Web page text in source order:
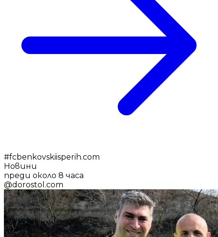
#fcbenkovskiisperih.com
Новини
преди около 8 часа
@dorostol.com